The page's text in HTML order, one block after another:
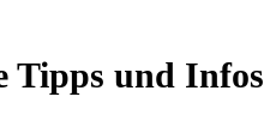
Tipps und Infos